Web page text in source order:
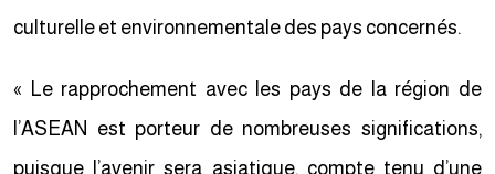
culturelle et environnementale des pays concernés.
« Le rapprochement avec les pays de la région de
l’ASEAN est porteur de nombreuses significations,
puisque l’avenir sera asiatique, compte tenu d’une